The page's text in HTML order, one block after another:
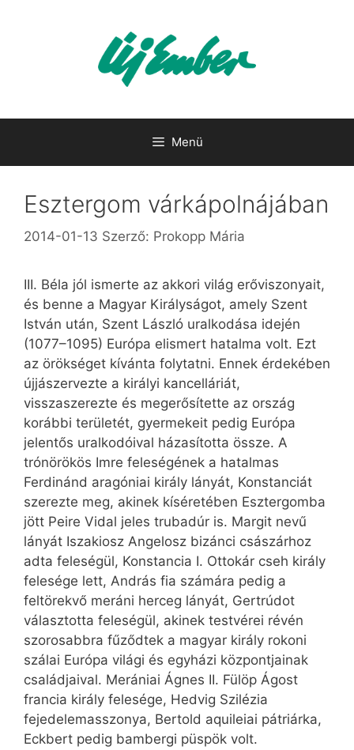
Menü
Esztergom várkápolnájában
2014-01-13 Szerző: Prokopp Mária
III. Béla jól ismerte az akkori világ erőviszonyait,
és benne a Magyar Királyságot, amely Szent
István után, Szent László uralkodása idején
(1077–1095) Európa elismert hatalma volt. Ezt
az örökséget kívánta folytatni. Ennek érdekében
újjászervezte a királyi kancelláriát,
visszaszerezte és megerősítette az ország
korábbi területét, gyermekeit pedig Európa
jelentős uralkodóival házasította össze. A
trónörökös Imre feleségének a hatalmas
Ferdinánd aragóniai király lányát, Konstanciát
szerezte meg, akinek kíséretében Esztergomba
jött Peire Vidal jeles trubadúr is. Margit nevű
lányát Iszakiosz Angelosz bizánci császárhoz
adta feleségül, Konstancia I. Ottokár cseh király
felesége lett, András fia számára pedig a
feltörekvő meráni herceg lányát, Gertrúdot
választotta feleségül, akinek testvérei révén
szorosabbra fűződtek a magyar király rokoni
szálai Európa világi és egyházi központjainak
családjaival. Merániai Ágnes II. Fülöp Ágost
francia király felesége, Hedvig Szilézia
fejedelemasszonya, Bertold aquileiai pátriárka,
Eckbert pedig bambergi püspök volt.